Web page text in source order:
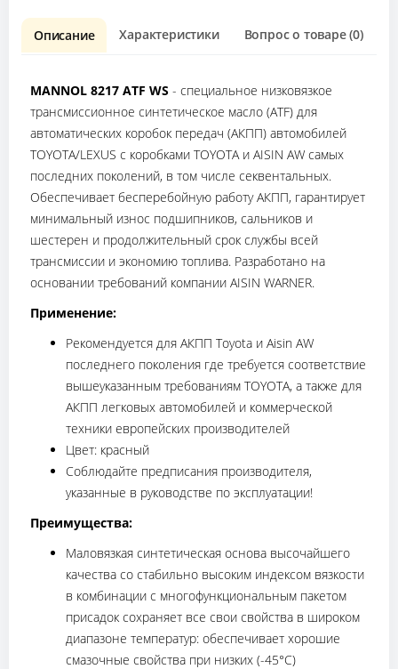
Описание Характеристики Вопрос о товаре (0)
MANNOL 8217 ATF WS - специальное низковязкое
трансмиссионное синтетическое масло (ATF) для
автоматических коробок передач (АКПП) автомобилей
TOYOTA/LEXUS c коробками TOYOTA и AISIN AW самых
последних поколений, в том числе секвентальных.
Обеспечивает бесперебойную работу АКПП, гарантирует
минимальный износ подшипников, сальников и
шестерен и продолжительный срок службы всей
трансмиссии и экономию топлива. Разработано на
основании требований компании AISIN WARNER.
Применение:
Рекомендуется для АКПП Toyota и Aisin AW
последнего поколения где требуется соответствие
вышеуказанным требованиям TOYOTA, а также для
АКПП легковых автомобилей и коммерческой
техники европейских производителей
Цвет: красный
Соблюдайте предписания производителя,
указанные в руководстве по эксплуатации!
Преимущества:
Маловязкая синтетическая основа высочайшего
качества со стабильно высоким индексом вязкости
в комбинации с многофункциональным пакетом
присадок сохраняет все свои свойства в широком
диапазоне температур: обеспечивает хорошие
смазочные свойства при низких (-45°C)